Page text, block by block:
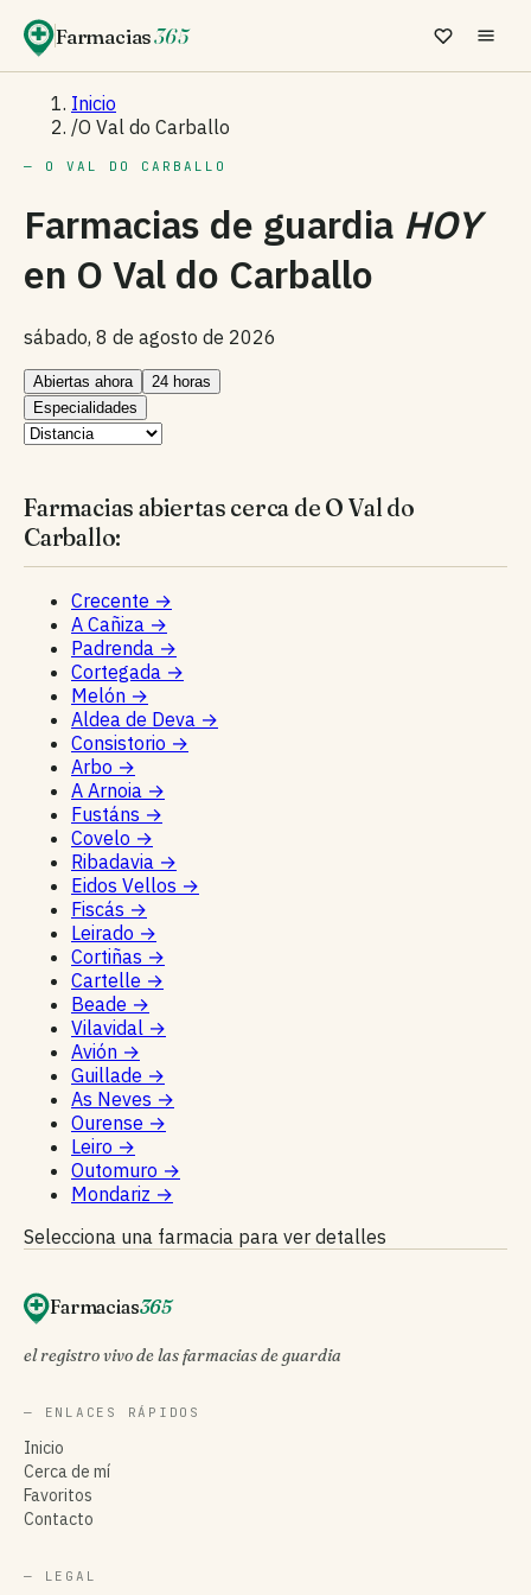
Farmacias365
Inicio
/O Val do Carballo
— O VAL DO CARBALLO
Farmacias de guardia HOY
en O Val do Carballo
sábado, 8 de agosto de 2026
Abiertas ahora
24 horas
Especialidades
Farmacias abiertas cerca de O Val do
Carballo:
Crecente →
A Cañiza →
Padrenda →
Cortegada →
Melón →
Aldea de Deva →
Consistorio →
Arbo →
A Arnoia →
Fustáns →
Covelo →
Ribadavia →
Eidos Vellos →
Fiscás →
Leirado →
Cortiñas →
Cartelle →
Beade →
Vilavidal →
Avión →
Guillade →
As Neves →
Ourense →
Leiro →
Outomuro →
Mondariz →
Selecciona una farmacia para ver detalles
Farmacias365
el registro vivo de las farmacias de guardia
— ENLACES RÁPIDOS
Inicio
Cerca de mí
Favoritos
Contacto
— LEGAL